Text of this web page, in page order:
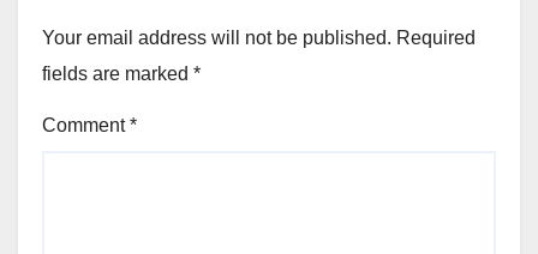
Your email address will not be published. Required
fields are marked *
Comment*